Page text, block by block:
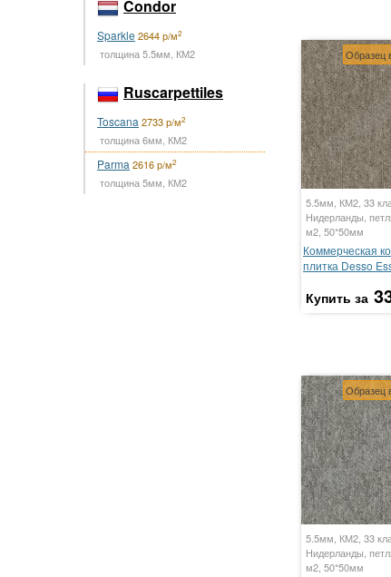
Condor
Sparkle 2644 р/м2
толщина 5.5мм, КМ2
Ruscarpettiles
Toscana 2733 р/м2
толщина 6мм, КМ2
Parma 2616 р/м2
толщина 5мм, КМ2
Образец
5.5мм, КМ2, 33
Нидерланды,
м2, 50*50мм
Коммерческая
плитка Desso
Купить за
Образец
5.5мм, КМ2, 33
Нидерланды,
м2, 50*50мм